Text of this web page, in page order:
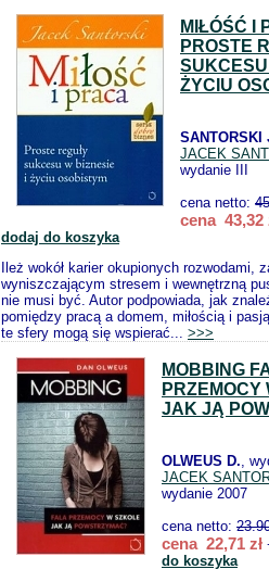
MIŁÓŚĆ I
PROSTE
ŻYCIU
SANTORSKI
JACEK
wydanie III
cena netto:
cena 43,32
dodaj do koszyka
Ileż wokół karier okupionych rozwodami,
wyniszczającym stresem i wewnętrzną
nie musi być. Autor podpowiada, jak
pomiędzy pracą a domem, miłością i
te sfery mogą się wspierać... >>>
MOBBING
PRZEMOCY
JAK JĄ
OLWEUS D.,
JACEK
wydanie 2007
cena netto:
cena 22,71 zł
do koszyka